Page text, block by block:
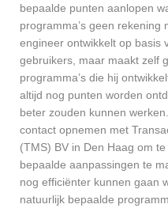
bepaalde punten aanlopen
programma’s geen rekening
engineer ontwikkelt op basis
gebruikers, maar maakt zelf
programma’s die hij
altijd nog punten worden
beter zouden kunnen
contact opnemen met
(TMS) BV in Den Haag om
bepaalde aanpassingen te
nog efficiënter kunnen gaan
natuurlijk bepaalde